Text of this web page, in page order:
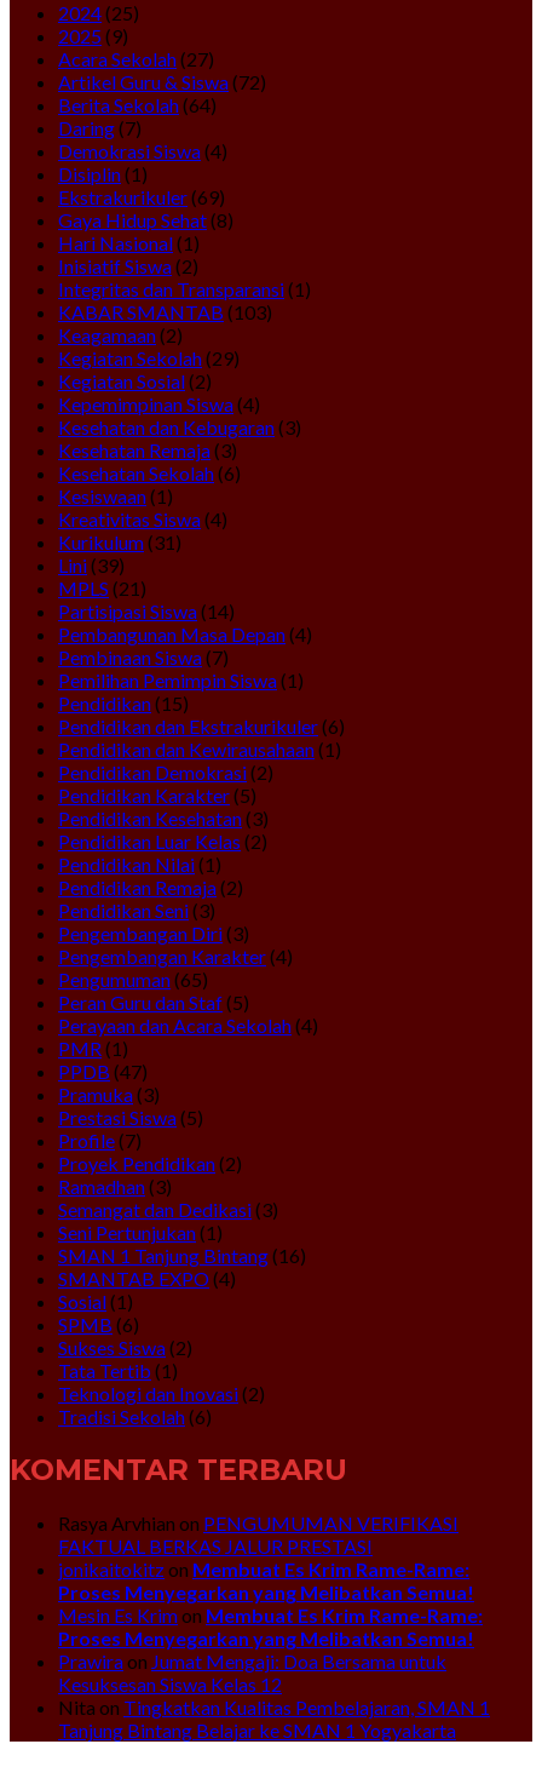
2024(25)
2025(9)
Acara Sekolah(27)
Artikel Guru & Siswa(72)
Berita Sekolah(64)
Daring(7)
Demokrasi Siswa(4)
Disiplin(1)
Ekstrakurikuler(69)
Gaya Hidup Sehat(8)
Hari Nasional(1)
Inisiatif Siswa(2)
Integritas dan Transparansi(1)
KABAR SMANTAB (103)
Keagamaan(2)
Kegiatan Sekolah(29)
Kegiatan Sosial(2)
Kepemimpinan Siswa(4)
Kesehatan dan Kebugaran(3)
Kesehatan Remaja(3)
Kesehatan Sekolah(6)
Kesiswaan(1)
Kreativitas Siswa(4)
Kurikulum(31)
Lini(39)
MPLS (21)
Partisipasi Siswa(14)
Pembangunan Masa Depan(4)
Pembinaan Siswa(7)
Pemilihan Pemimpin Siswa(1)
Pendidikan(15)
Pendidikan dan Ekstrakurikuler(6)
Pendidikan dan Kewirausahaan(1)
Pendidikan Demokrasi(2)
Pendidikan Karakter(5)
Pendidikan Kesehatan(3)
Pendidikan Luar Kelas (2)
Pendidikan Nilai(1)
Pendidikan Remaja(2)
Pendidikan Seni(3)
Pengembangan Diri(3)
Pengembangan Karakter(4)
Pengumuman(65)
Peran Guru dan Staf(5)
Perayaan dan Acara Sekolah(4)
PMR(1)
PPDB (47)
Pramuka(3)
Prestasi Siswa(5)
Profile(7)
Proyek Pendidikan(2)
Ramadhan(3)
Semangat dan Dedikasi(3)
Seni Pertunjukan(1)
SMAN 1 Tanjung Bintang(16)
SMANTAB EXPO(4)
Sosial(1)
SPMB (6)
Sukses Siswa(2)
Tata Tertib (1)
Teknologi dan Inovasi(2)
Tradisi Sekolah(6)
KOMENTAR TERBARU
Rasya Arvhian on PENGUMUMAN VERIFIKASI
FAKTUAL BERKAS JALUR PRESTASI
jonikaitokitzon Membuat Es Krim Rame-Rame:
Proses Menyegarkan yang Melibatkan Semua!
Mesin Es Krimon Membuat Es Krim Rame-Rame:
Proses Menyegarkan yang Melibatkan Semua!
Prawiraon Jumat Mengaji: Doa Bersama untuk
Kesuksesan Siswa Kelas 12
Nita on Tingkatkan Kualitas Pembelajaran, SMAN 1
Tanjung Bintang Belajar ke SMAN 1 Yogyakarta